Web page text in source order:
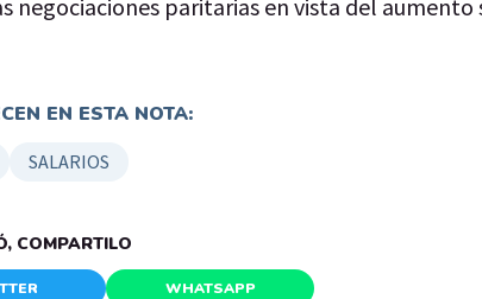
negociaciones paritarias en vista del aumento
EN ESTA NOTA:
SALARIOS
COMPARTILO
WHATSAPP